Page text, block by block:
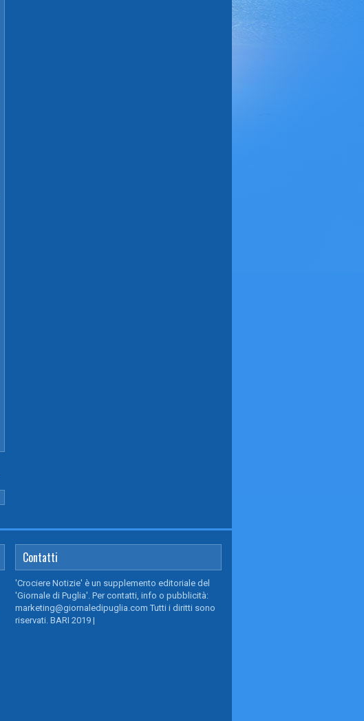
Contatti
'Crociere Notizie' è un supplemento editoriale del
'Giornale di Puglia'. Per contatti, info o pubblicità:
marketing@giornaledipuglia.com Tutti i diritti sono
riservati. BARI 2019 |